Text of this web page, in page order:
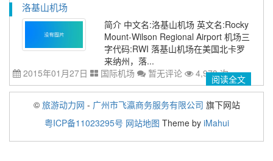
洛基山机场
简介 中文名:洛基山机场 英文名:Rocky
Mount-Wilson Regional Airport 机场三
字代码:RWI 落基山机场在美国北卡罗
来纳州，落...
2015年01月27日
国际机场 暂无评论 4,973 次阅读全文
© 旅游动力网 - 广州市飞瀛商务服务有限公司 旗下网站
粤ICP备11023295号 网站地图 Theme by iMahui